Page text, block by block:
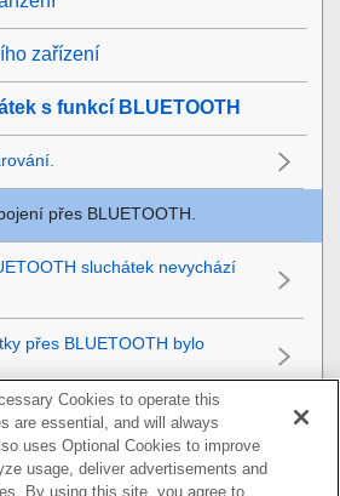
zařízení
s funkcí BLUETOOTH
přes BLUETOOTH
sluchátek nevychází
přes BLUETOOTH bylo
síti LAN
Cookies to operate this
are essential, and will always
uses Optional Cookies to improve
usage, deliver advertisements and
By using this site, you agree to